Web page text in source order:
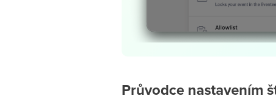
Průvodce nastavením